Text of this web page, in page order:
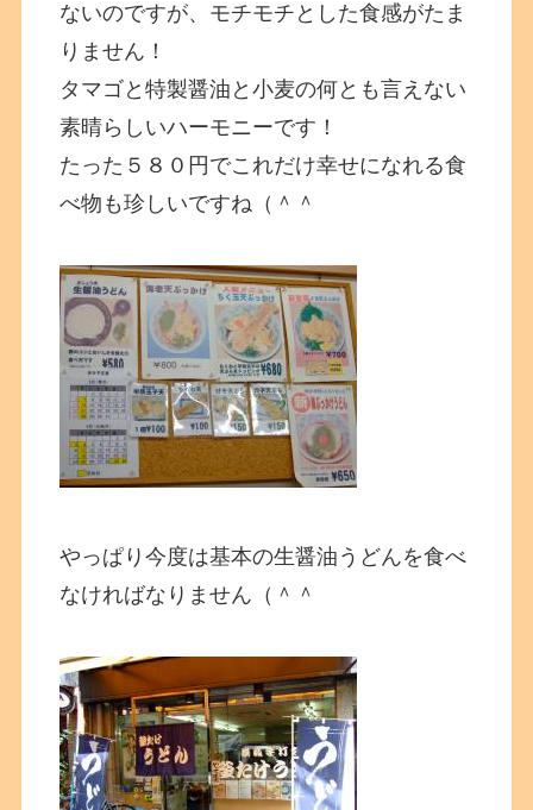
ないのですが、モチモチとした食感がたま
りません！
タマゴと特製醤油と小麦の何とも言えない
素晴らしいハーモニーです！
たった５８０円でこれだけ幸せになれる食
べ物も珍しいですね（＾＾
やっぱり今度は基本の生醤油うどんを食べ
なければなりません（＾＾